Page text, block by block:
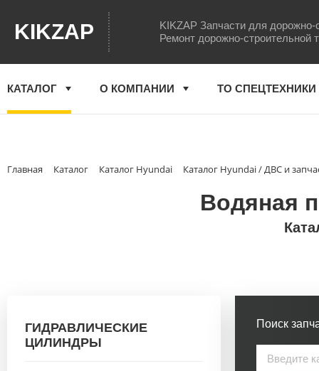
KIKZAP
KIKZAP Запчасти для дорожно-
Ремонт дорожно-строительной
КАТАЛОГ О КОМПАНИИ ТО СПЕЦТЕХНИКИ
Главная Каталог Каталог Hyundai Каталог Hyundai / ДВС и
Водяная
ГИДРАВЛИЧЕСКИЕ
ЦИЛИНДРЫ
Поиск